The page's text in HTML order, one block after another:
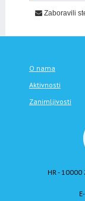
Zaboravili
O nama
Aktivnosti
Zanimljivosti
HR -